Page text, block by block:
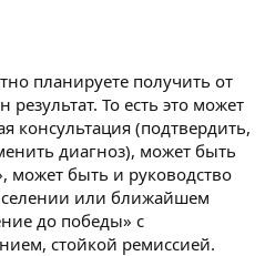
планируете получить от
То есть это может
консультация (подтвердить,
диагноз), может быть
может быть и руководство
или ближайшем
до победы» с
стойкой ремиссией.